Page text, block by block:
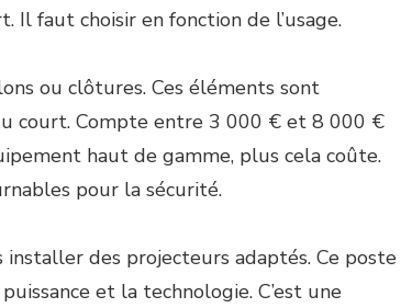
faut choisir en fonction de l’usage.
ou clôtures. Ces éléments sont
court. Compte entre 3 000 € et 8 000 €
haut de gamme, plus cela coûte.
pour la sécurité.
des projecteurs adaptés. Ce poste
et la technologie. C’est une